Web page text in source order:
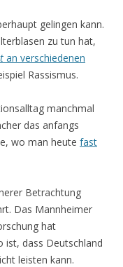
gelingen kann.
zu tun hat,
an verschiedenen
Rassismus.
manchmal
das anfangs
wo man heute fast
Betrachtung
Das Mannheimer
hat
ist, dass Deutschland
leisten kann.